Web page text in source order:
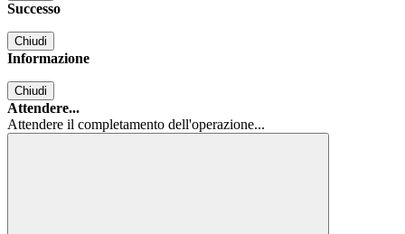
Successo
Chiudi
Informazione
Chiudi
Attendere...
Attendere il completamento dell'operazione...